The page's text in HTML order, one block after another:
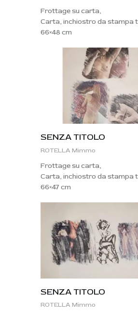
Frottage su carta,
Carta, inchiostro da stampa
66×48 cm
SENZA TITOLO
ROTELLA Mimmo
Frottage su carta,
Carta, inchiostro da stampa
66×47 cm
SENZA TITOLO
ROTELLA Mimmo